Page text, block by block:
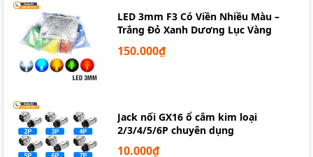
LED 3mm F3 Có Viền Nhiều Màu –
Trắng Đỏ Xanh Dương Lục Vàng
150.000₫
Jack nối GX16 ổ cắm kim loại
2/3/4/5/6P chuyên dụng
10.000₫